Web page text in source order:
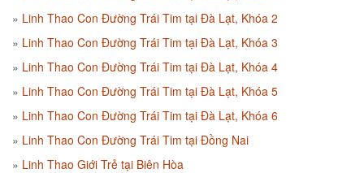
Linh Thao Con Đường Trái Tim tại Đà Lạt, Khóa 2
Linh Thao Con Đường Trái Tim tại Đà Lạt, Khóa 3
Linh Thao Con Đường Trái Tim tại Đà Lạt, Khóa 4
Linh Thao Con Đường Trái Tim tại Đà Lạt, Khóa 5
Linh Thao Con Đường Trái Tim tại Đà Lạt, Khóa 6
Linh Thao Con Đường Trái Tim tại Đồng Nai
Linh Thao Giới Trẻ tại Biên Hòa